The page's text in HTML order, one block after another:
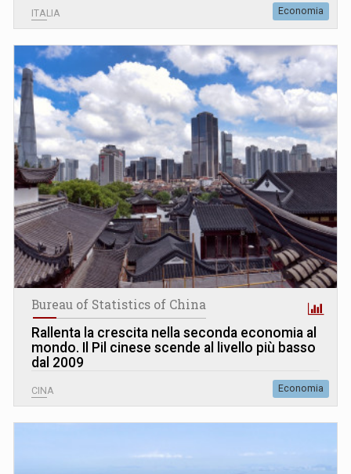
ITALIA Economia
Bureau of Statistics of China
Rallenta la crescita nella seconda economia al
mondo. Il Pil cinese scende al livello più basso
dal 2009
CINA Economia